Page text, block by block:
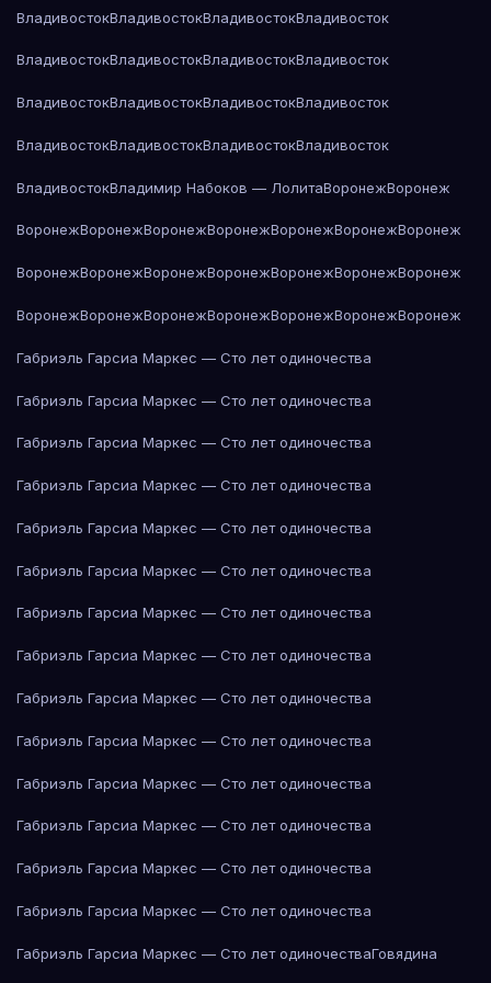
ВладивостокВладивостокВладивостокВладивосток
ВладивостокВладивостокВладивостокВладивосток
ВладивостокВладивостокВладивостокВладивосток
ВладивостокВладивостокВладивостокВладивосток
ВладивостокВладимир Набоков — ЛолитаВоронежВоронеж
ВоронежВоронежВоронежВоронежВоронежВоронежВоронеж
ВоронежВоронежВоронежВоронежВоронежВоронежВоронеж
ВоронежВоронежВоронежВоронежВоронежВоронежВоронеж
Габриэль Гарсиа Маркес — Сто лет одиночества
Габриэль Гарсиа Маркес — Сто лет одиночества
Габриэль Гарсиа Маркес — Сто лет одиночества
Габриэль Гарсиа Маркес — Сто лет одиночества
Габриэль Гарсиа Маркес — Сто лет одиночества
Габриэль Гарсиа Маркес — Сто лет одиночества
Габриэль Гарсиа Маркес — Сто лет одиночества
Габриэль Гарсиа Маркес — Сто лет одиночества
Габриэль Гарсиа Маркес — Сто лет одиночества
Габриэль Гарсиа Маркес — Сто лет одиночества
Габриэль Гарсиа Маркес — Сто лет одиночества
Габриэль Гарсиа Маркес — Сто лет одиночества
Габриэль Гарсиа Маркес — Сто лет одиночества
Габриэль Гарсиа Маркес — Сто лет одиночества
Габриэль Гарсиа Маркес — Сто лет одиночестваГовядина